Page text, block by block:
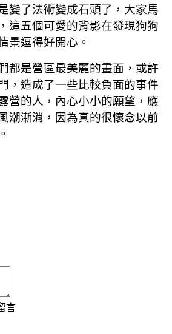
變了法術變成石頭了，大家馬
這五個可愛的背影在發現狗狗
景逗得好開心。
都是營區最美麗的畫面，或許
，造成了一些比較負面的事件
營的人，內心小小的願望，應
潮漸消，因為真的很懷念以前
言